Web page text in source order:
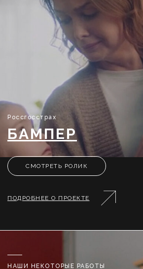
БАМПЕР
ПОДРОБНЕЕ О ПРОЕКТЕ
Россгосстрах
СМОТРЕТЬ РОЛИК
НАШИ НЕКОТОРЫЕ РАБОТЫ